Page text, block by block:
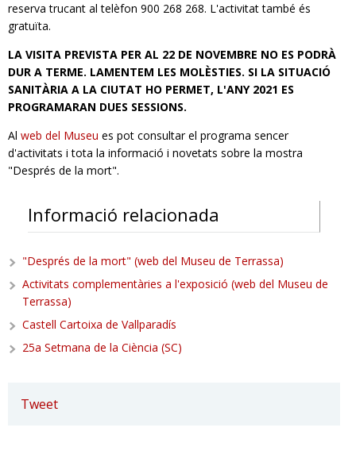
reserva trucant al telèfon 900 268 268. L'activitat també és
gratuïta.
LA VISITA PREVISTA PER AL 22 DE NOVEMBRE NO ES PODRÀ
DUR A TERME. LAMENTEM LES MOLÈSTIES. SI LA SITUACIÓ
SANITÀRIA A LA CIUTAT HO PERMET, L'ANY 2021 ES
PROGRAMARAN DUES SESSIONS.
Al web del Museu es pot consultar el programa sencer
d'activitats i tota la informació i novetats sobre la mostra
"Després de la mort".
Informació relacionada
"Després de la mort" (web del Museu de Terrassa)
Activitats complementàries a l'exposició (web del Museu de
Terrassa)
Castell Cartoixa de Vallparadís
25a Setmana de la Ciència (SC)
Tweet